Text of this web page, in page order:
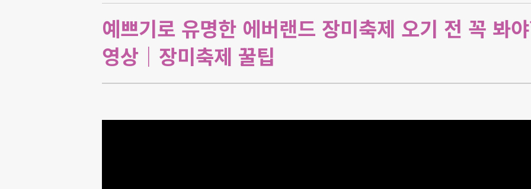
예쁘기로 유명한 에버랜드 장미축제 오기 전 꼭 봐
영상｜장미축제 꿀팁